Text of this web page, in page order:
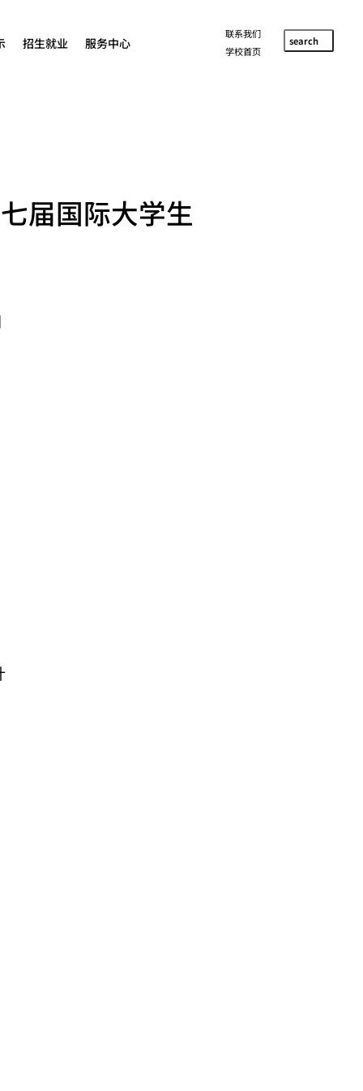
招生就业 服务中心
联系我们
学校首页
search
届国际大学生